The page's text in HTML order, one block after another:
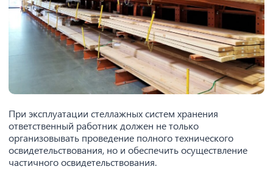
При эксплуатации стеллажных систем хранения
ответственный работник должен не только
организовывать проведение полного технического
освидетельствования, но и обеспечить осуществление
частичного освидетельствования.